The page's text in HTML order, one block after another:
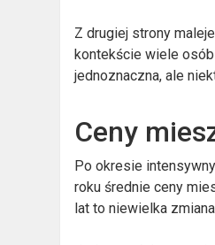
Z drugiej strony
kontekście wiele
jednoznaczna, ale
Ceny
Po okresie
roku średnie ceny
lat to niewielka